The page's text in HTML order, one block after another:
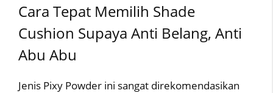
Cara Tepat Memilih Shade
Cushion Supaya Anti Belang, Anti
Abu Abu
Jenis Pixy Powder ini sangat direkomendasikan